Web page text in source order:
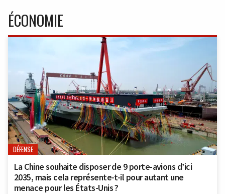
ÉCONOMIE
DÉFENSE
La Chine souhaite disposer de 9 porte-avions d’ici
2035, mais cela représente-t-il pour autant une
menace pour les États-Unis ?